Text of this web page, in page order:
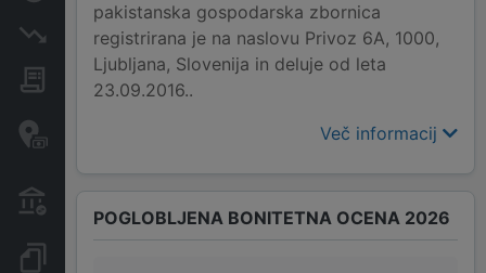
Insolvenčni postopki
Javna naročila
Transakcije iz državnega
proračuna
pakistanska gospodarska zbornica
registrirana je na naslovu Privoz 6A, 1000,
Ljubljana, Slovenija in deluje od leta
23.09.2016..
Več informacij
POGLOBLJENA BONITETNA OCENA 2026